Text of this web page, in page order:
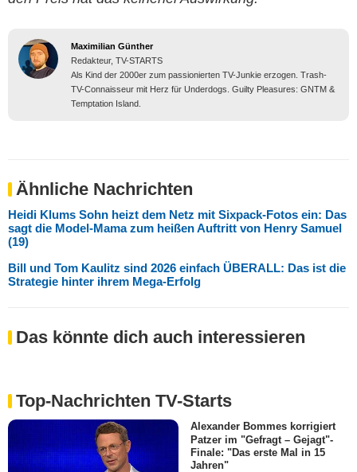
Maximilian Günther
Redakteur, TV-STARTS
Als Kind der 2000er zum passionierten TV-Junkie erzogen. Trash-
TV-Connaisseur mit Herz für Underdogs. Guilty Pleasures: GNTM &
Temptation Island.
Ähnliche Nachrichten
Heidi Klums Sohn heizt dem Netz mit Sixpack-Fotos ein: Das
sagt die Model-Mama zum heißen Auftritt von Henry Samuel
(19)
Bill und Tom Kaulitz sind 2026 einfach ÜBERALL: Das ist die
Strategie hinter ihrem Mega-Erfolg
Das könnte dich auch interessieren
Top-Nachrichten TV-Starts
Alexander Bommes korrigiert
Patzer im "Gefragt – Gejagt"-
Finale: "Das erste Mal in 15
Jahren"